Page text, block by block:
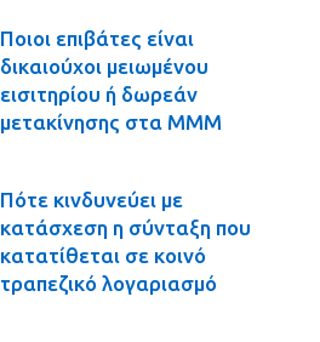
Ποιοι επιβάτες είναι
δικαιούχοι μειωμένου
εισιτηρίου ή δωρεάν
μετακίνησης στα ΜΜΜ
Πότε κινδυνεύει με
κατάσχεση η σύνταξη που
κατατίθεται σε κοινό
τραπεζικό λογαριασμό